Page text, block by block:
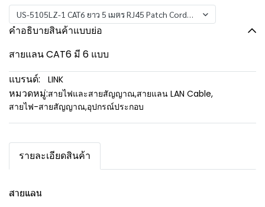
US-5105LZ-1 CAT6 ยาว 5 เมตร RJ45 Patch Cord LSZH-BLUE-LINK
คำอธิบายสินค้าแบบย่อ
สายแลน CAT6 มี 6 แบบ
แบรนด์:
LINK
หมวดหมู่:สายไฟและสายสัญญาณ,สายแลน LAN Cable,
สายไฟ-สายสัญญาณ,อุปกรณ์ประกอบ
รายละเอียดสินค้า
สายแลน